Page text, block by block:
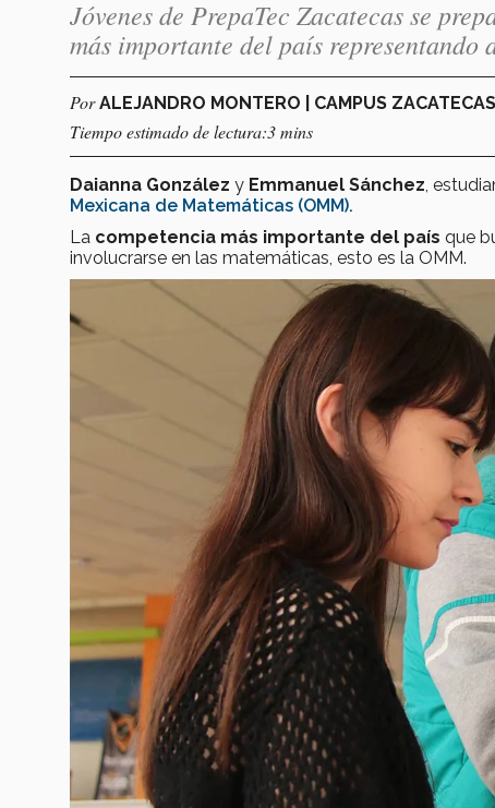
Jóvenes de PrepaTec Zacatecas se
más importante del país representando
PorALEJANDRO MONTERO | CAMPUS ZACATECAS
Tiempo estimado de lectura:3 mins
Daianna González y Emmanuel Sánchez ,
Mexicana de Matemáticas (OMM).
La competencia más importante del país que
involucrarse en las matemáticas, esto es la OMM.